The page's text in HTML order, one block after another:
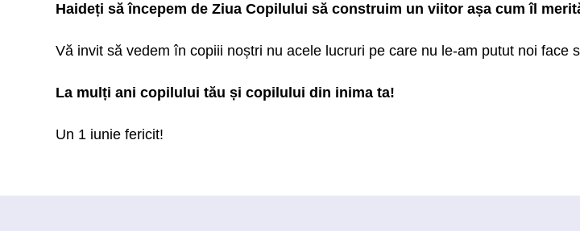
Haideți să începem de Ziua Copilului să construim un viitor așa cum îl
Vă invit să vedem în copiii noștri nu acele lucruri pe care nu le-am putut noi
La mulți ani copilului tău și copilului din inima ta!
Un 1 iunie fericit!